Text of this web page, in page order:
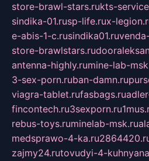
store-brawl-stars.rukts-
sindika-01.rusp-life.rux-
e-abis-1-c.rusindika01.ru
store-brawlstars.ru
antenna-highly.rumine-lab-
3-sex-porn.ruban-damn.ru
viagra-tablet.rufasbags.ru
fincontech.ru3sexporn.ru
rebus-toys.ruminelab-msk.ru
medsprawo-4-ka.ru
zajmy24.rutovudyi-4-